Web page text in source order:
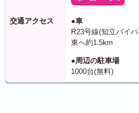
交通アクセス
●車
R23号線(知立バイ
東へ約1.5km
●周辺の駐車場
1000台(無料)